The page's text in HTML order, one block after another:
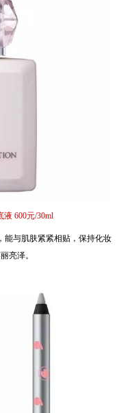
600元/30ml
能与肌肤紧紧相贴，保持化妆
亮泽。